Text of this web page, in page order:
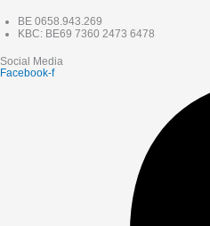
BE 0658.943.269
KBC: BE69 7360 2473 6478
Social Media
Facebook-f